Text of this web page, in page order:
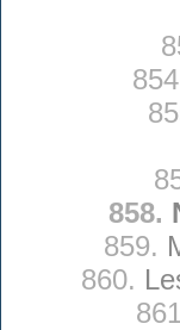
858.
859.
860.